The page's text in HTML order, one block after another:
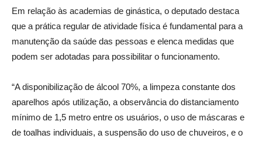
Em relação às academias de ginástica, o deputado destaca
que a prática regular de atividade física é fundamental para a
manutenção da saúde das pessoas e elenca medidas que
podem ser adotadas para possibilitar o funcionamento.
“A disponibilização de álcool 70%, a limpeza constante dos
aparelhos após utilização, a observância do distanciamento
mínimo de 1,5 metro entre os usuários, o uso de máscaras e
de toalhas individuais, a suspensão do uso de chuveiros, e o